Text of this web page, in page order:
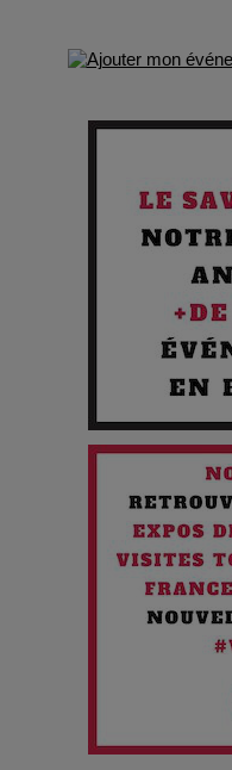
Quand l'Opéra
Paradoxe qui Chante le Futur
Chien 51 - Quand l’IA
Maïra Kerey, la “voix
ans de carrière à la Salle
Les dessous de la fast
7 Techniques
Adieu Jean-Pat : rire
Pharaonic Festival
montagnes, une fête à ne